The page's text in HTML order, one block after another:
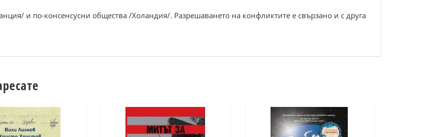
и по-консенсусни общества /Холандия/. Разрешаването на конфликтите е свързано и с друга